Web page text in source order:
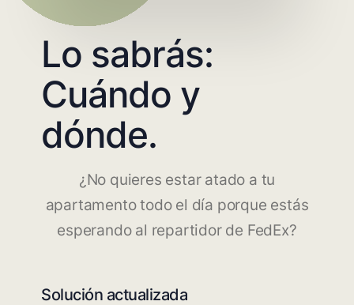
Lo sabrás:
Cuándo y
dónde.
¿No quieres estar atado a tu
apartamento todo el día porque estás
esperando al repartidor de FedEx?
Solución actualizada